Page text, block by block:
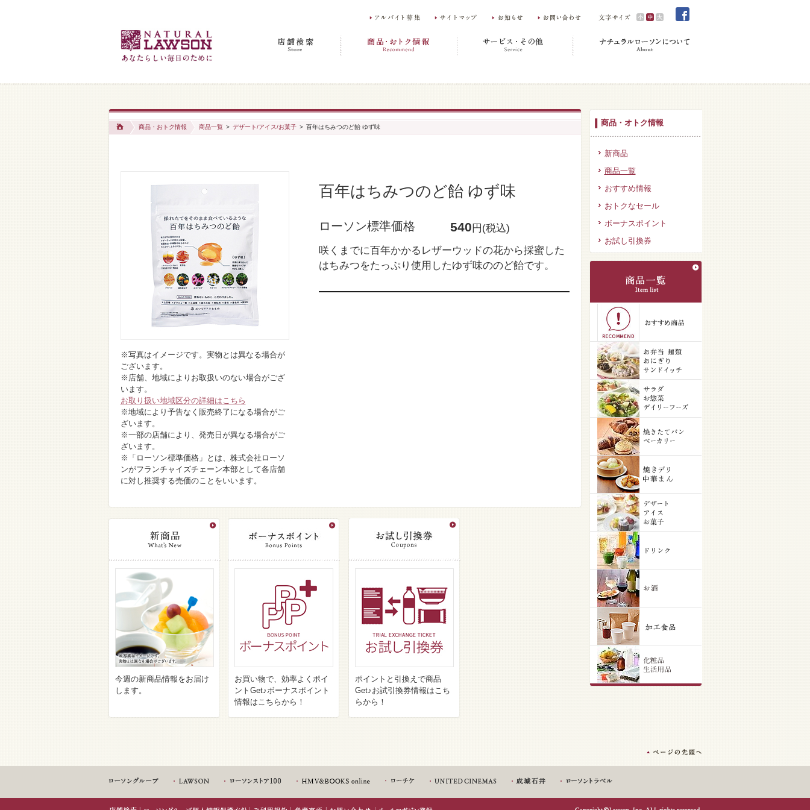
商品・おトク情報 商品一覧 > デザート/アイス/お菓子 > 百年はちみつのど飴 ゆず味
百年はちみつのど飴 ゆず味
ローソン標準価格 540 円(税込)
咲くまでに百年かかるレザーウッドの花から採蜜した
はちみつをたっぷり使用したゆず味ののど飴です。
※写真はイメージです。実物とは異なる場合が
ございます。
※店舗、地域によりお取扱いのない場合がござ
います。
お取り扱い地域区分の詳細はこちら
※地域により予告なく販売終了になる場合がご
ざいます。
※一部の店舗により、発売日が異なる場合がご
ざいます。
※「ローソン標準価格」とは、株式会社ローソ
ンがフランチャイズチェーン本部として各店舗
に対し推奨する売価のことをいいます。
今週の新商品情報をお届け
します。
お買い物で、効率よくポイ
ントGet♪ボーナスポイント
情報はこちらから！
ポイントと引換えで商品
Get♪お試引換券情報はこち
らから！
商品・オトク情報
新商品
商品一覧
おすすめ情報
おトクなセール
ボーナスポイント
お試し引換券